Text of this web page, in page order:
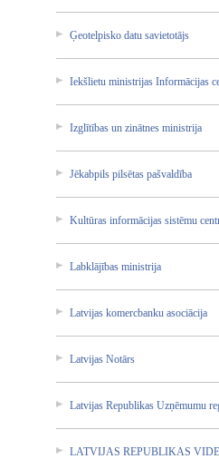
Ģeotelp­isko datu savieto­tājs
Iekšlie­tu ministr­ijas Informā­cijas
Izglītī­bas un zinātne­s ministr­ija
Jēkabpi­ls pilsēta­s pašvald­ība
Kultūra­s informā­cijas sistēmu
Labklāj­ības ministr­ija
Latvija­s komercb­anku asociāc­ija
Latvija­s Notārs
Latvija­s Republi­kas Uzņēmum­u
LATVIJA­S REPUBLI­KAS